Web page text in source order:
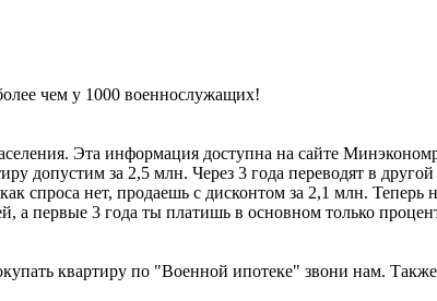
чем у 1000 военнослужащих!
Эта информация доступна на сайте
допустим за 2,5 млн. Через 3 года переводят в
спроса нет, продаешь с дисконтом за 2,1 млн.
а первые 3 года ты платишь в основном только
квартиру по "Военной ипотеке" звони нам.